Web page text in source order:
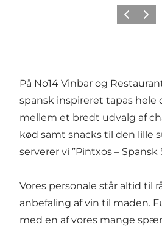
ForrigeNæste
På No14 Vinbar og
spansk inspireret tapas hele
mellem et bredt udvalg af
kød samt snacks til den lille
serverer vi ”Pintxos – Spansk
Vores personale står altid til
anbefaling af vin til maden.
med en af vores mange